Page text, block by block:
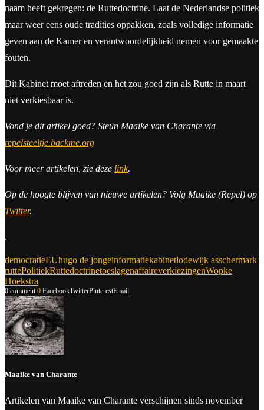
naam heeft gekregen: de Ruttedoctrine. Laat de Nederlandse politiek
maar weer eens oude tradities oppakken, zoals volledige informatie
geven aan de Kamer en verantwoordelijkheid nemen voor gemaakte
fouten.
Dit Kabinet moet aftreden en het zou goed zijn als Rutte in maart
niet verkiesbaar is.
Vond je dit artikel goed? Steun Maaike van Charante via
repelsteeltje.backme.org
Voor meer artikelen, zie deze link.
Op de hoogte blijven van nieuwe artikelen? Volg Maaike (Repel) op
Twitter.
.
democratieEUhugo de jongeinformatiekabinetlodewijk asschermark
ruttePolitiekRuttedoctrinetoeslagenaffaireverkiezingenWopke
Hoekstra
0 comment 0 FacebookTwitterPinterestEmail
Maaike van Charante
Artikelen van Maaike van Charante verschijnen sinds november